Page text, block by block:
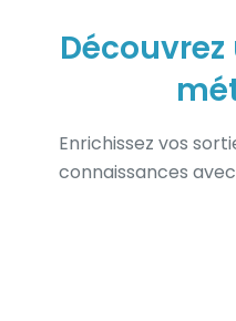
Enrichissez vos
connaissances